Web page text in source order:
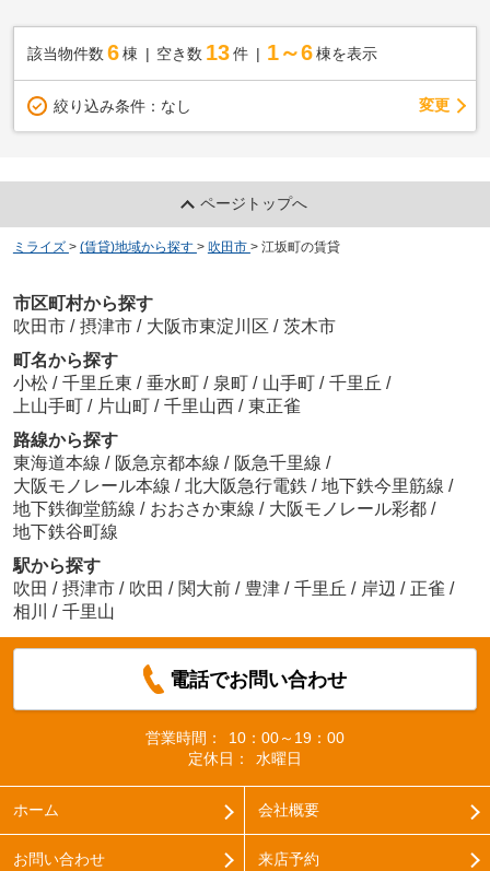
該当物件数 6棟 空き数 13 件 1～6 棟を表示
絞り込み条件： なし 変更
ページトップへ
ミライズ > (賃貸)地域から探す > 吹田市 > 江坂町の賃貸
市区町村から探す
吹田市 / 摂津市 / 大阪市東淀川区 / 茨木市
町名から探す
小松 / 千里丘東 / 垂水町 / 泉町 / 山手町 / 千里丘 /
上山手町 / 片山町 / 千里山西 / 東正雀
路線から探す
東海道本線 / 阪急京都本線 / 阪急千里線 /
大阪モノレール本線 / 北大阪急行電鉄 / 地下鉄今里筋線 /
地下鉄御堂筋線 / おおさか東線 / 大阪モノレール彩都 /
地下鉄谷町線
駅から探す
吹田 / 摂津市 / 吹田 / 関大前 / 豊津 / 千里丘 / 岸辺 / 正雀 /
相川
/ 千里山
電話でお問い合わせ
営業時間：
10：00～19：00
定休日：
水曜日
ホーム 会社概要
お問い合わせ 来店予約